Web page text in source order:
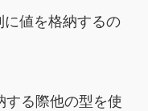
に値を格納するの
する際他の型を使